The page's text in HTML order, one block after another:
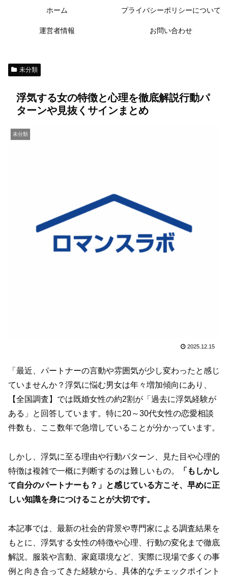
ホーム プライバシーポリシーについて
運営者情報 お問い合わせ
未分類
浮気する女の特徴と心理を徹底解説行動パ
ターンや見抜くサインまとめ
未分類
2025.12.15
「最近、パートナーの言動や雰囲気が少し変わったと感じ
ていませんか？浮気に悩む男女は年々増加傾向にあり、
【全国調査】では既婚女性の約2割が「過去に浮気経験が
ある」と回答しています。特に20～30代女性の恋愛相談
件数も、ここ数年で急増していることが分かっています。
しかし、浮気に至る理由や行動パターン、見た目や心理的
特徴は複雑で一概に判断するのは難しいもの。
「もしかし
て自分のパートナーも？」と感じている方こそ、早めに正
しい知識を身につけることが大切です。
本記事では、最新の社会的背景や専門家による調査結果を
もとに、浮気する女性の特徴や心理、行動の変化まで徹底
解説。服装や言動、家庭環境など、実際に現場で多くの事
例と向き合ってきた経験から、具体的なチェックポイント